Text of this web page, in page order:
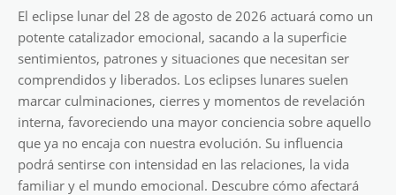
El eclipse lunar del 28 de agosto de 2026 actuará como un
potente catalizador emocional, sacando a la superficie
sentimientos, patrones y situaciones que necesitan ser
comprendidos y liberados. Los eclipses lunares suelen
marcar culminaciones, cierres y momentos de revelación
interna, favoreciendo una mayor conciencia sobre aquello
que ya no encaja con nuestra evolución. Su influencia
podrá sentirse con intensidad en las relaciones, la vida
familiar y el mundo emocional. Descubre cómo afectará